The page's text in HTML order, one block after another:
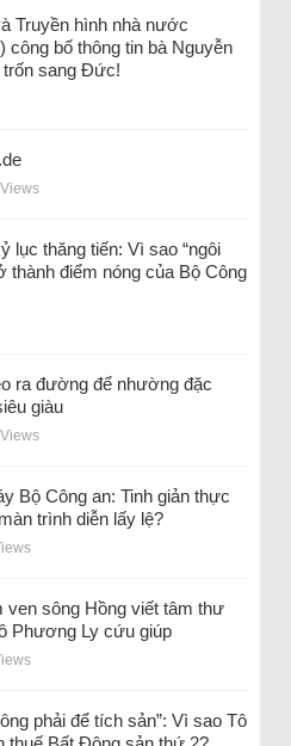
Truyền hình nhà nước
công bố thông tin bà Nguyễn
trốn sang Đức!
lục thăng tiến: Vì sao “ngôi
thành điểm nóng của Bộ Công
ra đường để nhường đặc
giàu
Bộ Công an: Tinh giản thực
trình diễn lấy lệ?
ven sông Hồng viết tâm thư
Phương Ly cứu giúp
phải để tích sản”: Vì sao Tô